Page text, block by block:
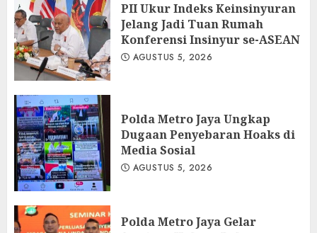
PII Ukur Indeks Keinsinyuran
Jelang Jadi Tuan Rumah
Konferensi Insinyur se-ASEAN
AGUSTUS 5, 2026
Polda Metro Jaya Ungkap
Dugaan Penyebaran Hoaks di
Media Sosial
AGUSTUS 5, 2026
Polda Metro Jaya Gelar